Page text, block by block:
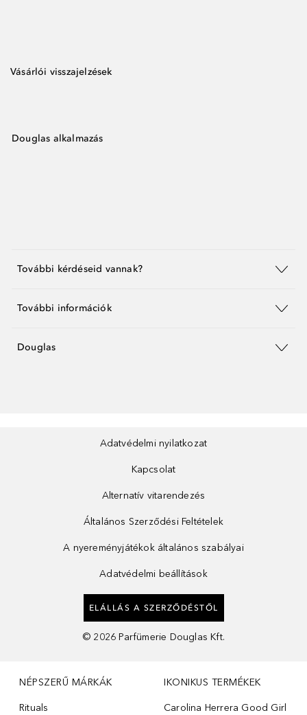
Vásárlói visszajelzések
Douglas alkalmazás
További kérdéseid vannak?
További információk
Douglas
Adatvédelmi nyilatkozat
Kapcsolat
Alternatív vitarendezés
Általános Szerződési Feltételek
A nyereményjátékok általános szabályai
Adatvédelmi beállítások
ELÁLLÁS A SZERZŐDÉSTŐL
© 2026 Parfümerie Douglas Kft.
NÉPSZERŰ MÁRKÁK
Rituals
IKONIKUS TERMÉKEK
Carolina Herrera Good Girl